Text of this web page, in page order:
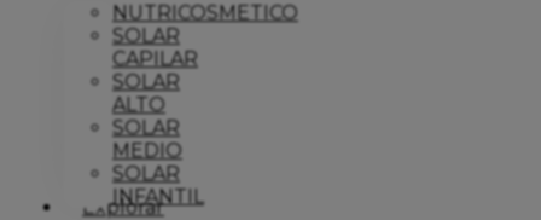
NUTRICOSMETICO
SOLAR
CAPILAR
SOLAR
ALTO
SOLAR
MEDIO
SOLAR
INFANTIL
Explorar